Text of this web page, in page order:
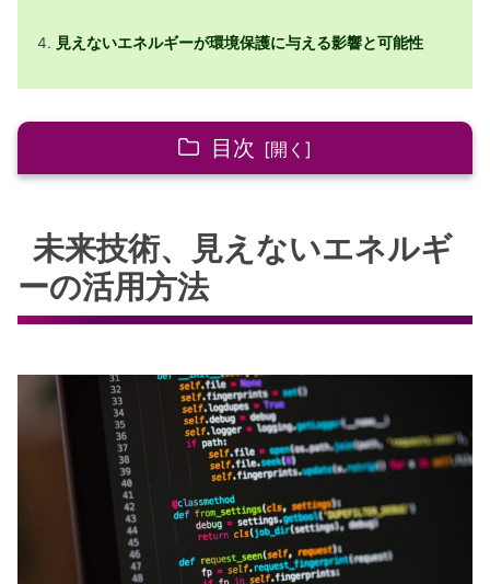
見えないエネルギーが環境保護に与える影響と可能性
目次
見えないエネルギーの基礎とその可能
性
電磁場の役割と新しい技術への応用
用
持続可能な生活を支える未来技術
エネルギー効率を高める革新的アプロ
ーチ
未来技術、見えないエネルギーの環境への影
響
未来技術、見えないエネルギ
ーの活用方法